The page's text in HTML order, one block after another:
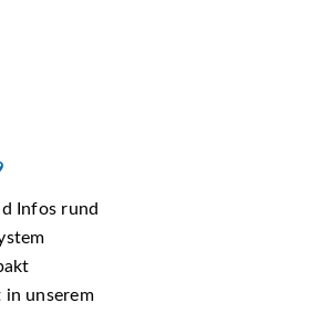
Infos rund
in unserem